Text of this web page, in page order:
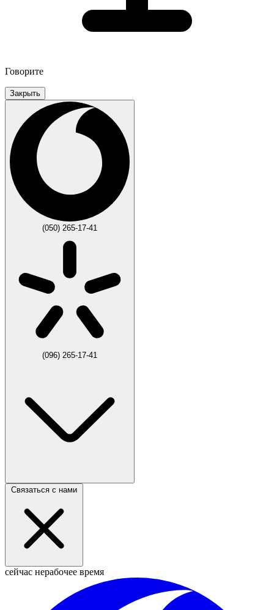
Говорите
Закрыть
(050) 265-17-41
(096) 265-17-41
Связаться с нами
сейчас нерабочее время